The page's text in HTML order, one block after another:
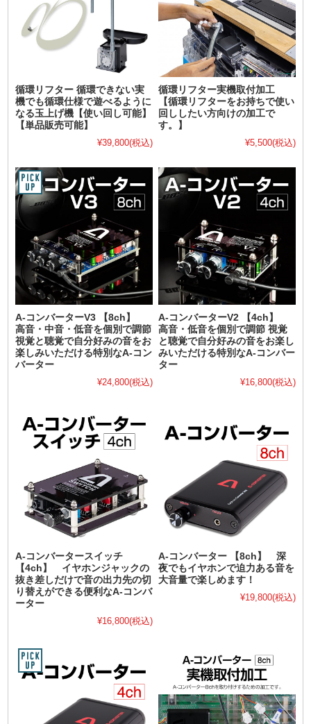
循環リフター 循環できない実
機でも循環仕様で遊べるように
なる玉上げ機【使い回し可能】
【単品販売可能】
¥39,800(税込)
循環リフター実機取付加工
【循環リフターをお持ちで使い
回ししたい方向けの加工で
す。】
¥5,500(税込)
A-コンバーターV3 【8ch】
高音・中音・低音を個別で調節
視覚と聴覚で自分好みの音をお
楽しみいただける特別なA-コン
バーター
¥24,800(税込)
A-コンバーターV2 【4ch】
高音・低音を個別で調節 視覚
と聴覚で自分好みの音をお楽し
みいただける特別なA-コンバー
ター
¥16,800(税込)
A-コンバータースイッチ
【4ch】 イヤホンジャックの
抜き差しだけで音の出力先の切
り替えができる便利なA-コンバ
ーター
¥16,800(税込)
A-コンバーター 【8ch】 深
夜でもイヤホンで迫力ある音を
大音量で楽しめます！
¥19,800(税込)